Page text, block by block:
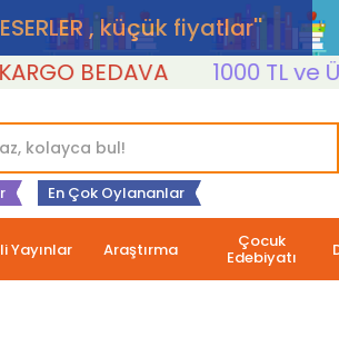
, küçük fiyatlar''
BEDAVA 1000 TL ve
En Çok Oylananlar
Yayınlar Araştırma Çocuk
Edebiyatı